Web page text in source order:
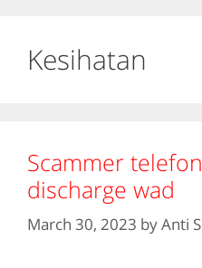
Kesihatan
Scammer
discharge wad
March 30, 2023 byAnti